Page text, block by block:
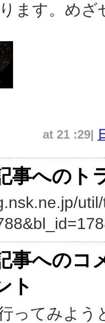
ます。めざ
at 21 :29|
事へのト
事へのコ
ト
ってみよ